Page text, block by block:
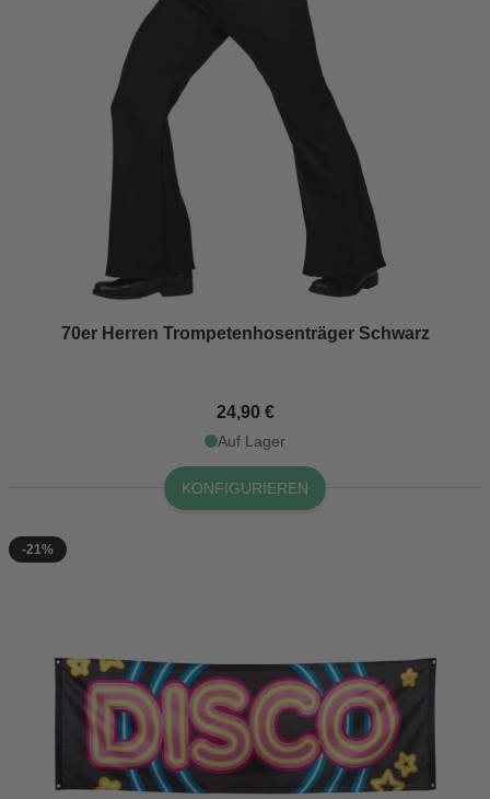
70er Herren Trompetenhosenträger Schwarz
24,90 €
Auf Lager
KONFIGURIEREN
-21%